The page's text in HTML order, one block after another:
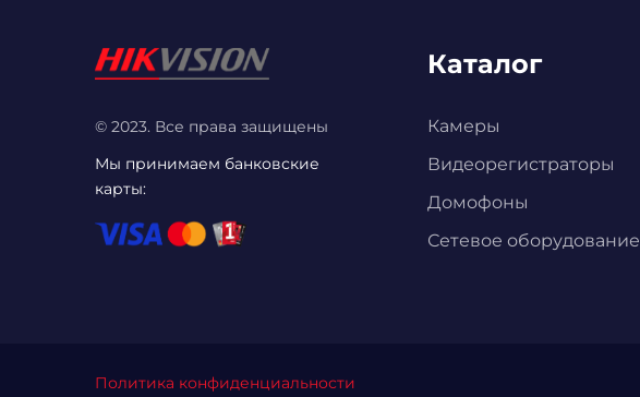
© 2023. Все права защищены
Мы принимаем банковские
карты:
Каталог
Камеры
Видеорегистраторы
Домофоны
Сетевое оборудование
Политика конфиденциальности